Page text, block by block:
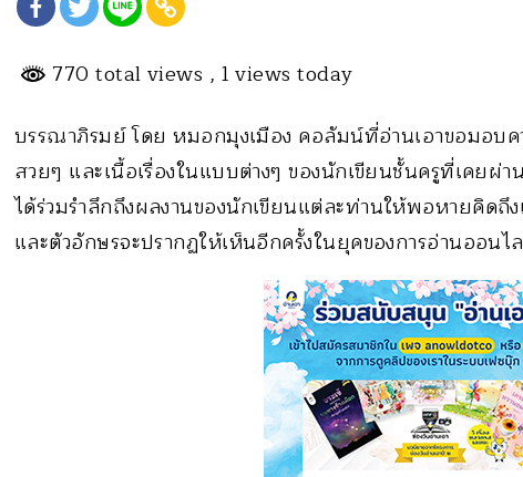
770 total views , 1 views today
บรรณาภิรมย์ โดย หมอกมุงเมือง คอลัมน์ที่อ่านเอาขอมอบ
สวยๆ และเนื้อเรื่องในแบบต่างๆ ของนักเขียนชั้นครูที่เคย
ได้ร่วมรำลึกถึงผลงานของนักเขียนแต่ละท่านให้พอหายคิดถึ
และตัวอักษรจะปรากฏให้เห็นอีกครั้งในยุคของการอ่านออนไ